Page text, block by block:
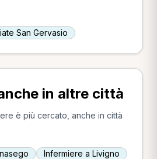
San Gervasio
in altre città
è più cercato, anche in città
Infermiere a Livigno